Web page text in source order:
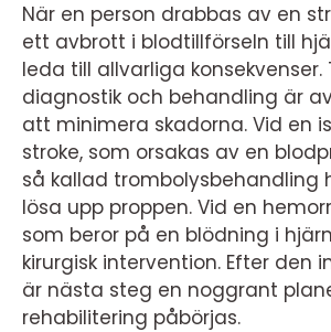
När en person drabbas av en
ett avbrott i blodtillförseln till
leda till allvarliga konsekvenser.
diagnostik och behandling är
att minimera skadorna. Vid en
stroke, som orsakas av en
så kallad trombolysbehandling
lösa upp proppen. Vid en
som beror på en blödning i
kirurgisk intervention. Efter den
är nästa steg en noggrant
rehabilitering påbörjas.